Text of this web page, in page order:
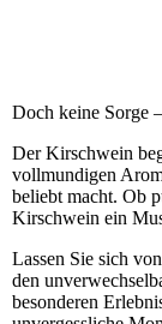
Doch keine Sorge
Der Kirschwein
vollmundigen
beliebt macht. Ob
Kirschwein ein
Lassen Sie sich
den
besonderen